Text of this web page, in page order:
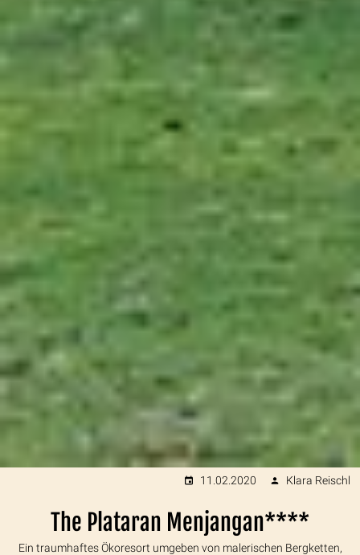
11.02.2020 Klara Reischl
The Plataran Menjangan****
Ein traumhaftes Ökoresort umgeben von malerischen Bergketten,